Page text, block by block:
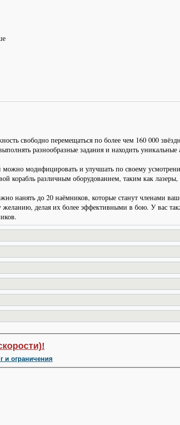
свободно перемещаться по более чем 160 000
разнообразные задания и находить уникальные
модифицировать и улучшать по своему
корабль различным оборудованием, таким как
нанять до 20 наёмников, которые станут членами
делая их более эффективными в бою. У вас
и ограничения